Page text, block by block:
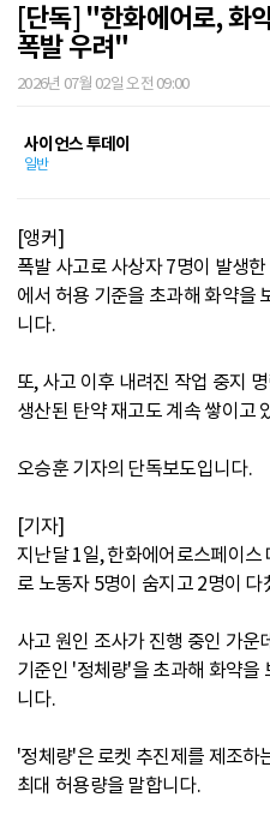
[단독] "한화에어로, 화
폭발 우려"
2026년 07월 02일 오전 09:00
사이언스 투데이
일반
[앵커]
폭발 사고로 사상자 7명이 발생
에서 허용 기준을 초과해 화약을
니다.
또, 사고 이후 내려진 작업 중지
생산된 탄약 재고도 계속 쌓이고
오승훈 기자의 단독보도입니다.
[기자]
지난달 1일, 한화에어로스페이
로 노동자 5명이 숨지고 2명이 다
사고 원인 조사가 진행 중인 가운
기준인 '정체량'을 초과해 화약을
니다.
'정체량'은 로켓 추진제를 제조하
최대 허용량을 말합니다.